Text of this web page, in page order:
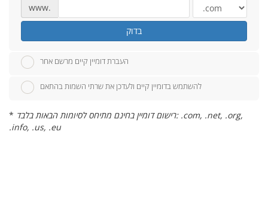
www.
בדוק
העברת דומיין קיים מרשם אחר
להשתמש בדומיין קיים ולעדכן את שרתי השמות בהתאם
* רישום דומיין בחינם מתיחס לסיומות הבאות בלבד: .com, .net, .org,
.info, .us, .eu